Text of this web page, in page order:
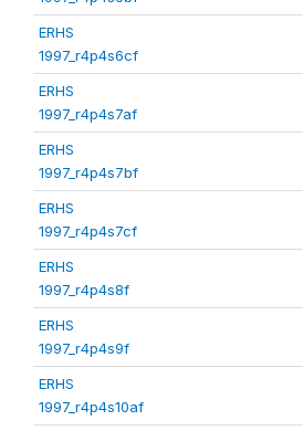
ERHS
1997_r4p4s6cf
ERHS
1997_r4p4s7af
ERHS
1997_r4p4s7bf
ERHS
1997_r4p4s7cf
ERHS
1997_r4p4s8f
ERHS
1997_r4p4s9f
ERHS
1997_r4p4s10af